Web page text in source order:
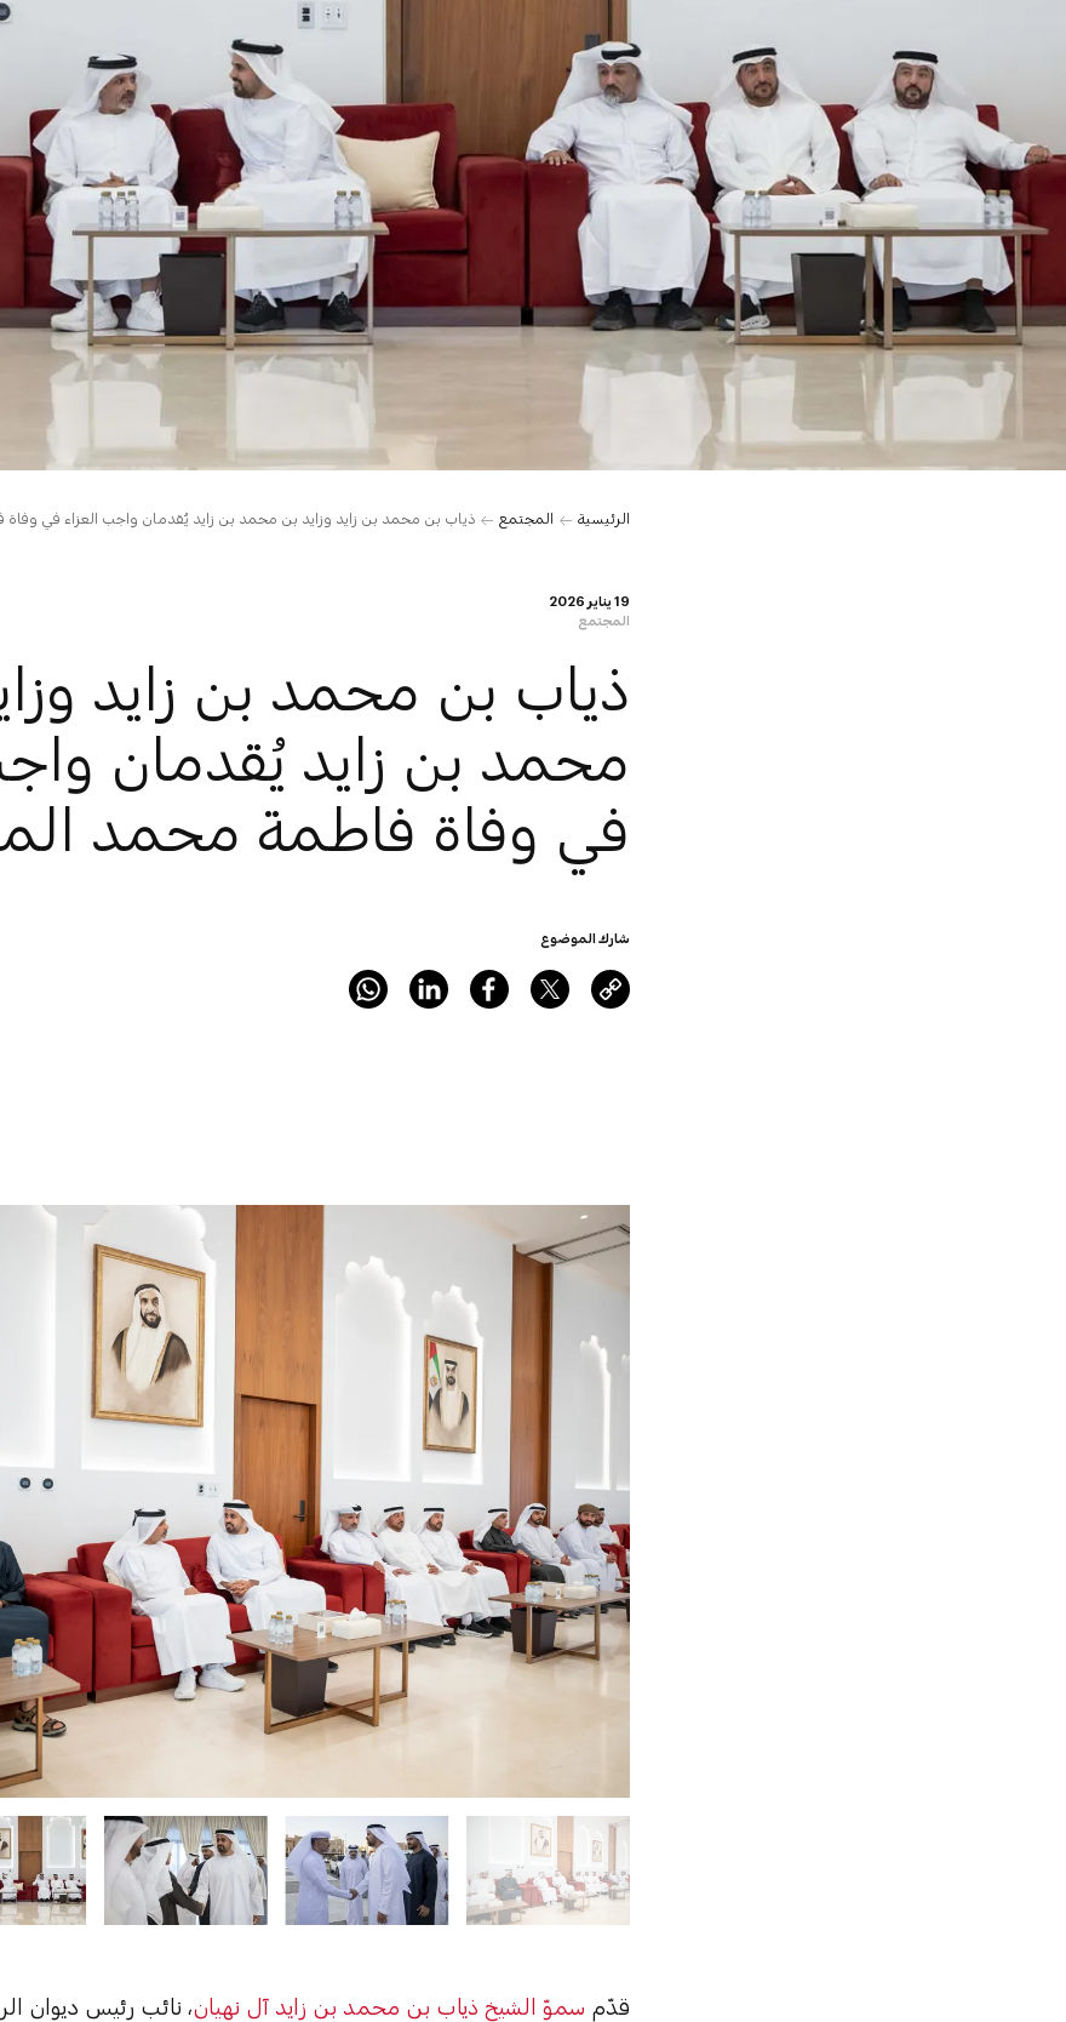
الرئيسية المجتمع ذياب بن محمد بن زايد وزايد بن محمد بن زايد يُقدمان واجب العزاء في
19 يناير 2026
المجتمع
ذياب بن محمد بن زايد
محمد بن زايد يُقدمان
في وفاة فاطمة محمد
شارك الموضوع
قدّم سموّ الشيخ ذياب بن محمد بن زايد آل نهيان، نائب رئيس ديوان